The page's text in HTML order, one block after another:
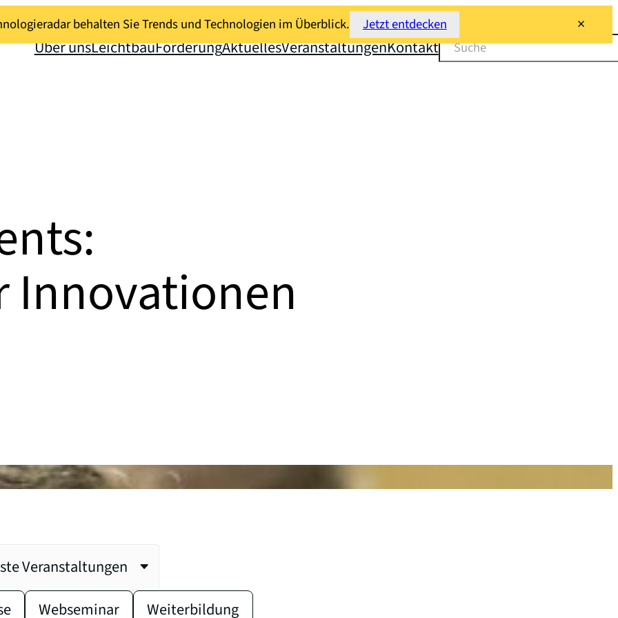
behalten Sie Trends und Technologien im Überblick. Jetzt entdecken
×
Über unsLeichtbauFörderungAktuellesVeranstaltungenKontaktSuchen
Innovationen
Veranstaltungen
selections allowed)
Webseminar Weiterbildung